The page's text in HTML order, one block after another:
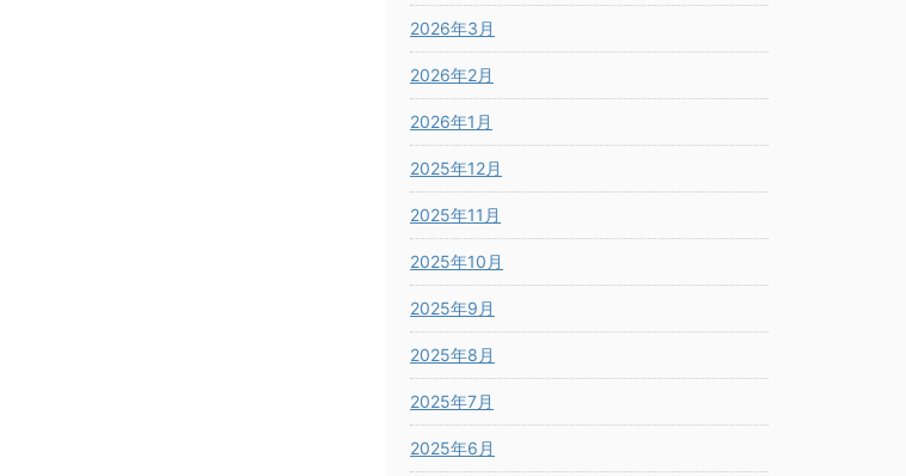
2026年3月
2026年2月
2026年1月
2025年12月
2025年11月
2025年10月
2025年9月
2025年8月
2025年7月
2025年6月